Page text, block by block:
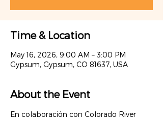
Time & Location
May 16, 2026, 9:00 AM – 3:00 PM
Gypsum, Gypsum, CO 81637, USA
About the Event
En colaboración con Colorado River